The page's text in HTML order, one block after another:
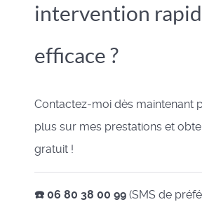
intervention
efficace ?
Contactez-moi dès maintenant
plus sur mes prestations et
gratuit !
☎️ 06 80 38 00 99 (SMS de